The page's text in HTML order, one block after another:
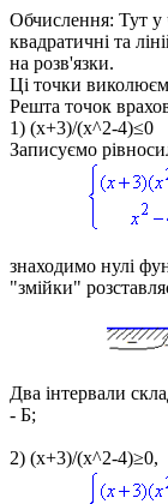
Обчислення: Тут у
квадратичні та
на розв'язки.
Ці точки
Решта точок
1) (x+3)/(x^2-4)≤0
Записуємо
знаходимо нулі
"змійки"
Два інтервали
- Б;
2) (x+3)/(x^2-4)≥0,